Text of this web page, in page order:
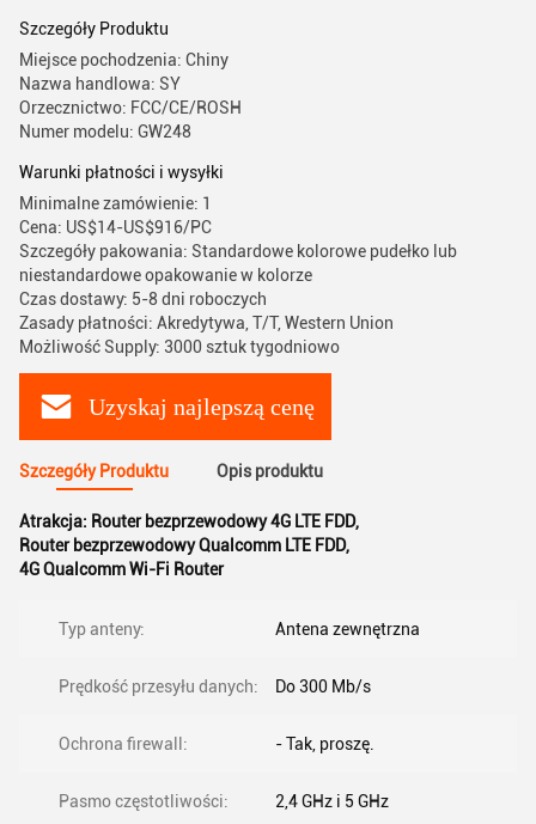
Szczegóły Produktu
Miejsce pochodzenia: Chiny
Nazwa handlowa: SY
Orzecznictwo: FCC/CE/ROSH
Numer modelu: GW248
Warunki płatności i wysyłki
Minimalne zamówienie: 1
Cena: US$14-US$916/PC
Szczegóły pakowania: Standardowe kolorowe pudełko lub
niestandardowe opakowanie w kolorze
Czas dostawy: 5-8 dni roboczych
Zasady płatności: Akredytywa, T/T, Western Union
Możliwość Supply: 3000 sztuk tygodniowo
Uzyskaj najlepszą cenę
Szczegóły Produktu Opis produktu
Atrakcja: Router bezprzewodowy 4G LTE FDD,
Router bezprzewodowy Qualcomm LTE FDD,
4G Qualcomm Wi-Fi Router
Typ anteny: Antena zewnętrzna
Prędkość przesyłu danych: Do 300 Mb/s
Ochrona firewall: - Tak, proszę.
Pasmo częstotliwości: 2,4 GHz i 5 GHz